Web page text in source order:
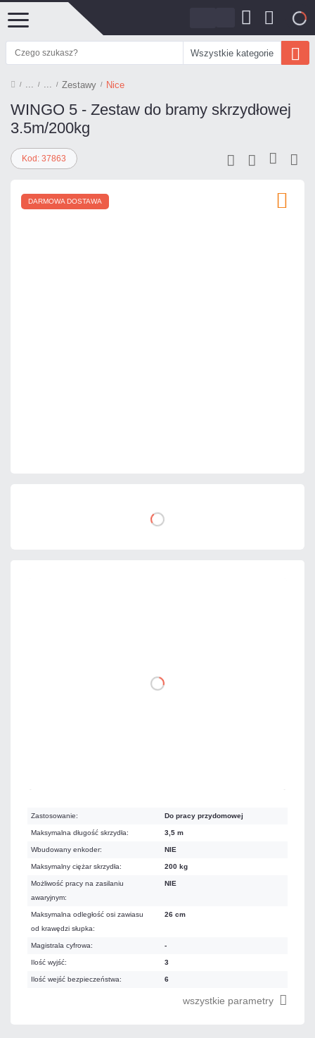
0
Wszystkie kategorie
Zestawy Nice
WINGO 5 - Zestaw do bramy skrzydłowej
3.5m/200kg
Kod: 37863
Zastosowanie: Do pracy przydomowej
Maksymalna długość skrzydła: 3,5 m
Wbudowany enkoder: NIE
Maksymalny ciężar skrzydła: 200 kg
Możliwość pracy na zasilaniu
awaryjnym:
NIE
Maksymalna odległość osi zawiasu
od krawędzi słupka:
26 cm
Magistrala cyfrowa: -
Ilość wyjść: 3
Ilość wejść bezpieczeństwa: 6
wszystkie parametry
DARMOWA DOSTAWA